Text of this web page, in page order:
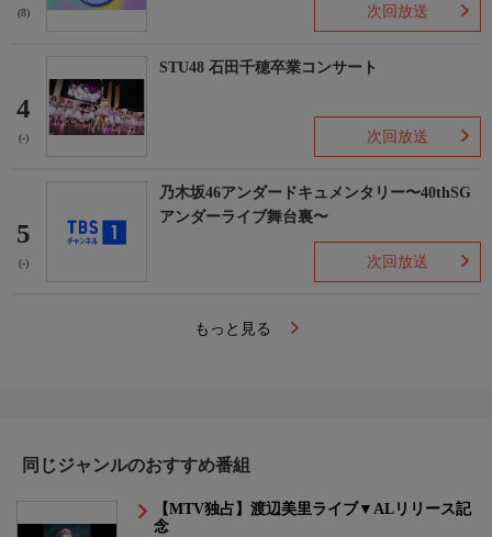
(8) 次回放送
4
(-)
STU48 石田千穂卒業コンサート
次回放送
5
(-)
乃木坂46アンダードキュメンタリー〜40thSG
アンダーライブ舞台裏〜
次回放送
もっと見る
同じジャンルのおすすめ番組
【MTV独占】渡辺美里ライブ▼ALリリース記
念